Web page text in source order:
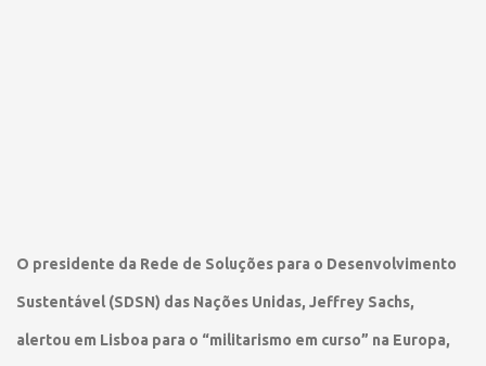
O presidente da Rede de Soluções para o Desenvolvimento
Sustentável (SDSN) das Nações Unidas, Jeffrey Sachs,
alertou em Lisboa para o “militarismo em curso” na Europa,